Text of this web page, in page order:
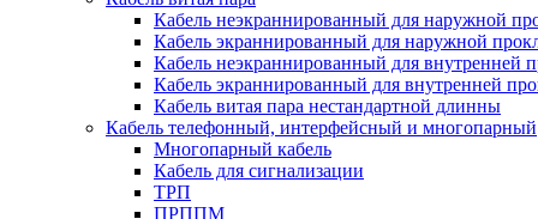
Кабель неэкраннированный для наружной
Кабель экраннированный для наружной
Кабель неэкраннированный для внутренней
Кабель экраннированный для внутренней
Кабель витая пара нестандартной длинны
Кабель телефонный, интерфейсный и многопарный
Многопарный кабель
Кабель для сигнализации
ТРП
ПРППМ